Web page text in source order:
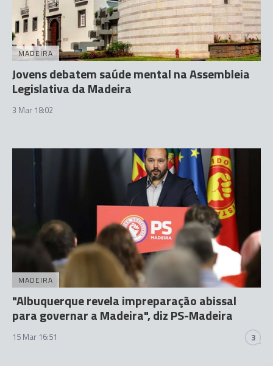
MADEIRA
Jovens debatem saúde mental na Assembleia
Legislativa da Madeira
3 Mar 18:02
MADEIRA
"Albuquerque revela impreparação abissal
para governar a Madeira", diz PS-Madeira
15 Mar 16:51 3